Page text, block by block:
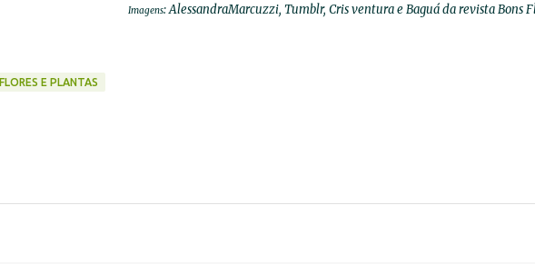
Imagens: AlessandraMarcuzzi, Tumblr, Cris ventura e Baguá da revista Bons
FLORES E PLANTAS